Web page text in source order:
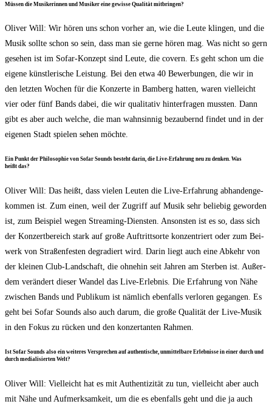
Müs­sen die Musi­ke­rin­nen und Musi­ker eine gewis­se Qua­li­tät mitbringen?
Oli­ver Will: Wir hören uns schon vor­her an, wie die Leu­te klin­gen, und die
Musik soll­te schon so sein, dass man sie ger­ne hören mag. Was nicht so gern
gese­hen ist im Sofar-Kon­zept sind Leu­te, die covern. Es geht schon um die
eige­ne künst­le­ri­sche Leis­tung. Bei den etwa 40 Bewer­bun­gen, die wir in
den letz­ten Wochen für die Kon­zer­te in Bam­berg hat­ten, waren viel­leicht
vier oder fünf Bands dabei, die wir qua­li­ta­tiv hin­ter­fra­gen muss­ten. Dann
gibt es aber auch wel­che, die man wahn­sin­nig bezau­bernd fin­det und in der
eige­nen Stadt spie­len sehen möchte.
Ein Punkt der Phi­lo­so­phie von Sofar Sounds besteht dar­in, die Live-Erfah­rung neu zu den­ken. Was
heißt das?
Oli­ver Will: Das heißt, dass vie­len Leu­ten die Live-Erfah­rung abhan­den­ge­
kom­men ist. Zum einen, weil der Zugriff auf Musik sehr belie­big gewor­den
ist, zum Bei­spiel wegen Strea­ming-Diens­ten. Ansons­ten ist es so, dass sich
der Kon­zert­be­reich stark auf gro­ße Auf­tritts­or­te kon­zen­triert oder zum Bei­
werk von Stra­ßen­fes­ten degra­diert wird. Dar­in liegt auch eine Abkehr von
der klei­nen Club-Land­schaft, die ohne­hin seit Jah­ren am Ster­ben ist. Außer­
dem ver­än­dert die­ser Wan­del das Live-Erleb­nis. Die Erfah­rung von Nähe
zwi­schen Bands und Publi­kum ist näm­lich eben­falls ver­lo­ren gegan­gen. Es
geht bei Sofar Sounds also auch dar­um, die gro­ße Qua­li­tät der Live-Musik
in den Fokus zu rücken und den kon­zer­tan­ten Rahmen.
Ist Sofar Sounds also ein wei­te­res Ver­spre­chen auf authen­ti­sche, unmit­tel­ba­re Erleb­nis­se in einer durch und
durch media­li­sier­ten Welt?
Oli­ver Will: Viel­leicht hat es mit Authen­ti­zi­tät zu tun, viel­leicht aber auch
mit Nähe und Auf­merk­sam­keit, um die es eben­falls geht und die ja auch